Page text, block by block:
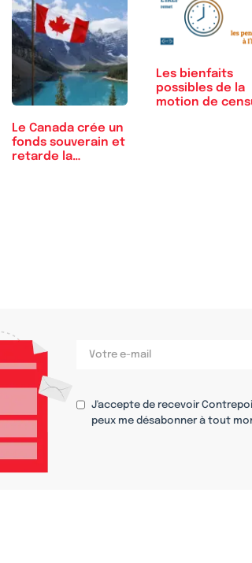
Le Canada crée un
fonds souverain et
retarde la…
Les bienfaits
possibles de la
motion de
J'accepte de recevoir
peux me désabonner à tout